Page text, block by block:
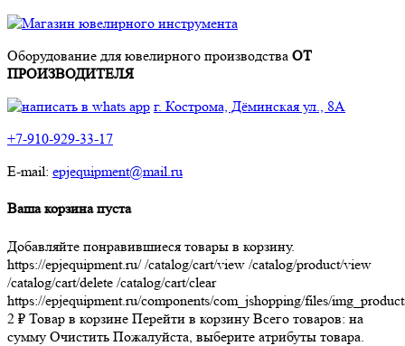
Оборудование для ювелирного производства ОТ
ПРОИЗВОДИТЕЛЯ
г. Кострома, Дёминская ул., 8А
+7-910-929-33-17
E-mail: epjequipment@mail.ru
Ваша корзина пуста
Добавляйте понравившиеся товары в корзину.
https://epjequipment.ru/ /catalog/cart/view /catalog/product/view
/catalog/cart/delete /catalog/cart/clear
https://epjequipment.ru/components/com_jshopping/files/
2 ₽ Товар в корзине Перейти в корзину Всего товаров: на
сумму Очистить Пожалуйста, выберите атрибуты товара.